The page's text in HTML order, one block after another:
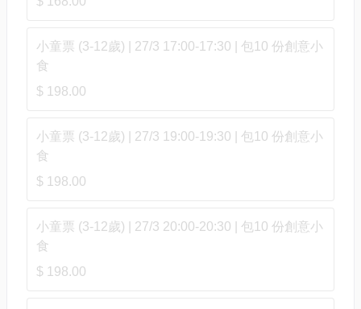
小童票 (3-12歲) | 27/3 17:00-17:30 | 包10 份創意小
食
$ 198.00
小童票 (3-12歲) | 27/3 19:00-19:30 | 包10 份創意小
食
$ 198.00
小童票 (3-12歲) | 27/3 20:00-20:30 | 包10 份創意小
食
$ 198.00